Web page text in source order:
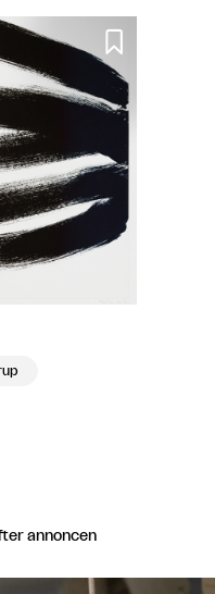

annoncen